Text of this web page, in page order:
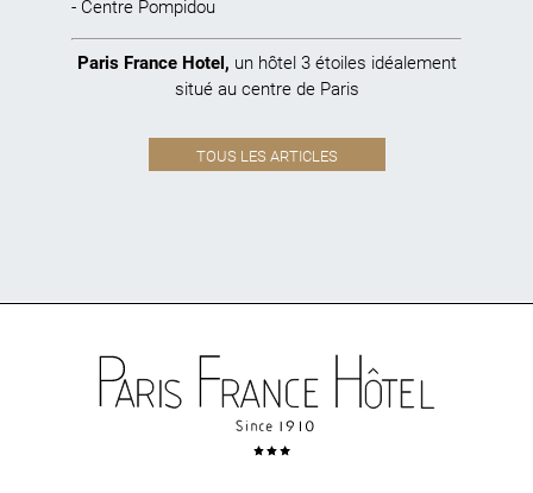
- Centre Pompidou
Paris France Hotel, un hôtel 3 étoiles idéalement
situé au centre de Paris
TOUS LES ARTICLES